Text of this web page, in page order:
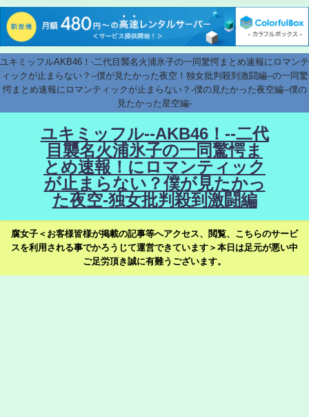
ユキミッフルAKB46！-二代目襲名火浦氷子の一同驚愕まとめ速報にロマンテ
ィックが止まらない？--僕が見たかった夜空！独女批判殺到激闘編--の一同驚
愕まとめ速報にロマンティックが止まらない？-僕の見たかった夜空編--僕の
見たかった星空編-
ユキミッフル--AKB46！--二代
目襲名火浦氷子の一同驚愕ま
とめ速報！にロマンティック
が止まらない？僕が見たかっ
た夜空-独女批判殺到激闘編
腐女子＜お客様皆様が掲載の記事等へアクセス、閲覧、こちらのサービ
スを利用される事でかろうじて運営できています＞本日は足元が悪い中
ご足労頂き誠に有難うございます。